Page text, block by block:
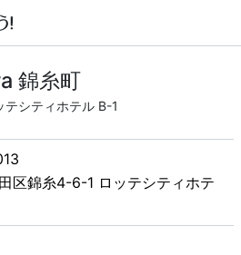
錦糸町
シティホテル B-1
区錦糸4-6-1 ロッテシティホテ